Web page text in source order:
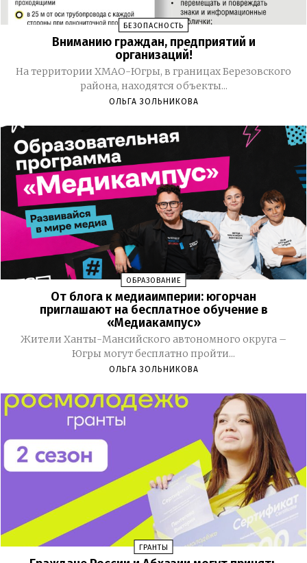
БЕЗОПАСНОСТЬ
Вниманию граждан, предприятий и
организаций!
На территории ХМАО-Югры, в границах Березовского
района, находятся объекты...
ОЛЬГА ЗОЛЬНИКОВА
ОБРАЗОВАНИЕ
От блога к медиаимперии: югорчан
приглашают на бесплатное обучение в
«Медиакампус»
Жители Ханты-Мансийского автономного округа –
Югры могут бесплатно пройти...
ОЛЬГА ЗОЛЬНИКОВА
ГРАНТЫ